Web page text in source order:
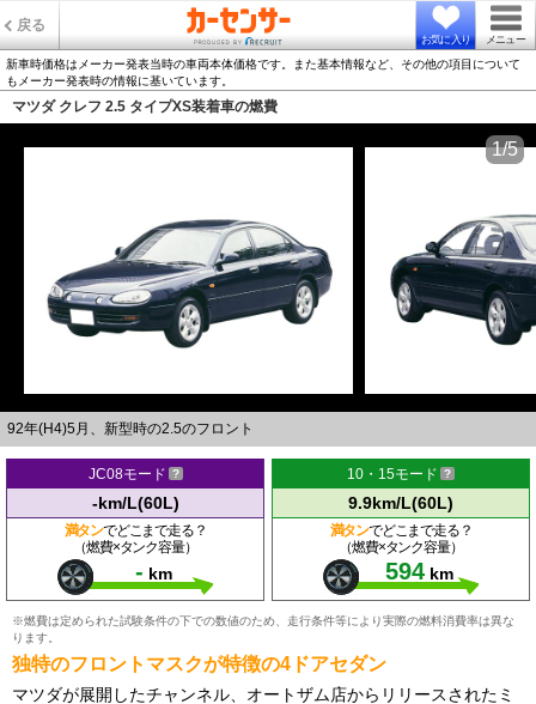
戻る
お気に入り メニュー
新車時価格はメーカー発表当時の車両本体価格です。また基本情報など、その他の項目について
もメーカー発表時の情報に基いています。
マツダ クレフ 2.5 タイプXS装着車の燃費
92年(H4)5月、新型時の2.5のフロント
1/5
JC08モード
-km/L(60L)
満タンでどこまで走る？
（燃費×タンク容量）
- km
10・15モード
9.9km/L(60L)
満タンでどこまで走る？
（燃費×タンク容量）
594 km
※燃費は定められた試験条件の下での数値のため、走行条件等により実際の燃料消費率は異な
ります。
独特のフロントマスクが特徴の4ドアセダン
マツダが展開したチャンネル、オートザム店からリリースされたミ